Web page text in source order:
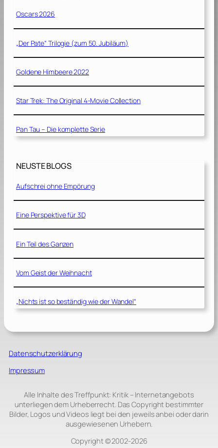
Oscars 2026
„Der Pate“ Trilogie (zum 50. Jubiläum)
Goldene Himbeere 2022
Star Trek: The Original 4-Movie Collection
Pan Tau – Die komplette Serie
NEUSTE BLOGS
Aufschrei ohne Empörung
Eine Perspektive für 3D
Ein Teil des Ganzen
Vom Geist der Weihnacht
„Nichts ist so beständig wie der Wandel“
Datenschutzerklärung
Impressum
Alle Inhalte des Treffpunkt: Kritik – Internetangebots
unterliegen dem Urheberrecht. Das Copyright bestimmter
Bilder, Logos und Videos liegt bei den jeweils anbei oder darin
ausgewiesenen Urhebern.
Copyright © 2002‑2026